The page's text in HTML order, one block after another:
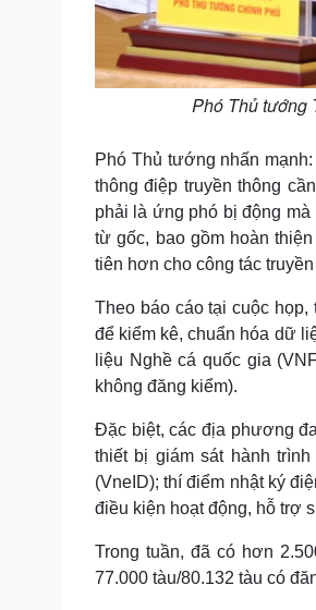
Phó Thủ tướng
Phó Thủ tướng nhấn
thông điệp truyền thông
phải là ứng phó bị động
từ gốc, bao gồm hoàn
tiên hơn cho công tác
Theo báo cáo tại cuộc
để kiểm kê, chuẩn hóa dữ
liệu Nghề cá quốc gia
không đăng kiểm).
Đặc biệt, các địa phương
thiết bị giám sát hành
(VneID); thí điểm nhật ký
điều kiện hoạt động, hỗ trợ
Trong tuần, đã có hơn
77.000 tàu/80.132 tàu có